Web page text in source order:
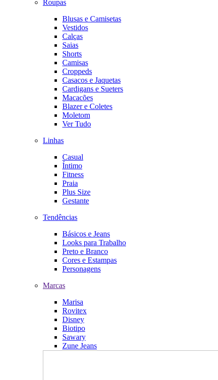
Roupas
Blusas e Camisetas
Vestidos
Calças
Saias
Shorts
Camisas
Croppeds
Casacos e Jaquetas
Cardigans e Sueters
Macacões
Blazer e Coletes
Moletom
Ver Tudo
Linhas
Casual
Íntimo
Fitness
Praia
Plus Size
Gestante
Tendências
Básicos e Jeans
Looks para Trabalho
Preto e Branco
Cores e Estampas
Personagens
Marcas
Marisa
Rovitex
Disney
Biotipo
Sawary
Zune Jeans